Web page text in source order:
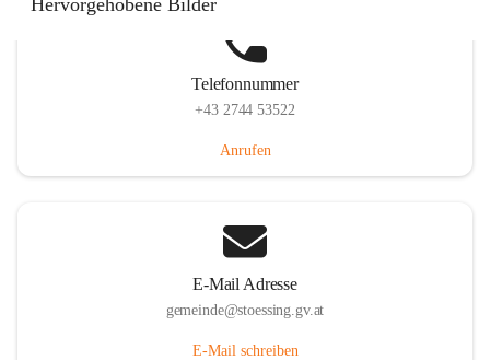
Hervorgehobene Bilder
Telefonnummer
+43 2744 53522
Anrufen
E-Mail Adresse
gemeinde@stoessing.gv.at
E-Mail schreiben